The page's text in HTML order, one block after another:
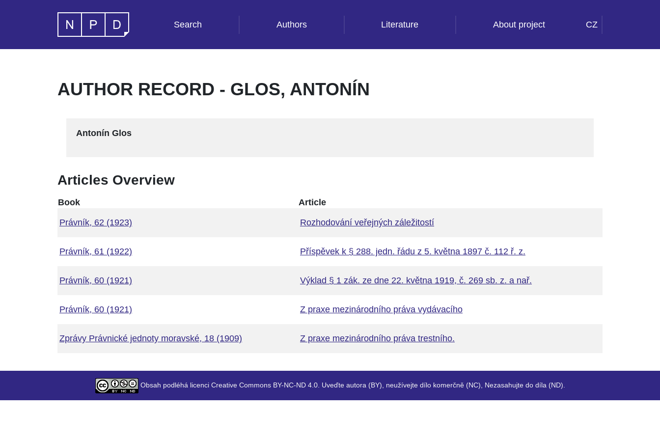
Search Authors Literature About project CZ
AUTHOR RECORD - GLOS, ANTONÍN
Antonín Glos
Articles Overview
Book Article
Právník, 62 (1923) Rozhodování veřejných záležitostí
Právník, 61 (1922) Příspěvek k § 288. jedn. řádu z 5. května 1897 č. 112 ř. z.
Právník, 60 (1921) Výklad § 1 zák. ze dne 22. května 1919, č. 269 sb. z. a nař.
Právník, 60 (1921) Z praxe mezinárodního práva vydávacího
Zprávy Právnické jednoty moravské, 18 (1909) Z praxe mezinárodního práva trestního.
Obsah podléhá licenci Creative Commons BY-NC-ND 4.0. Uveďte autora (BY), neužívejte dílo komerčně (NC), Nezasahujte do díla (ND).